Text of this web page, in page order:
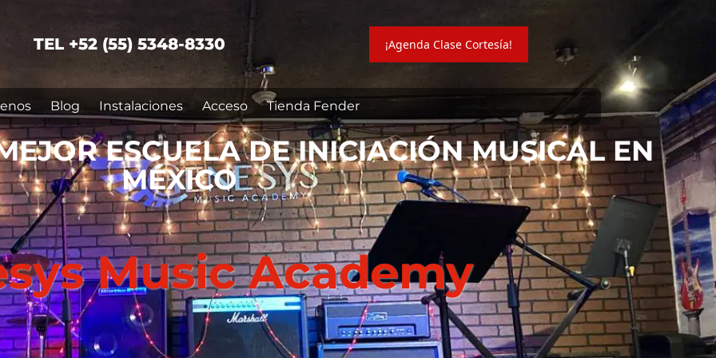
TEL +52 (55) 5348-8330 ¡Agenda Clase Cortesía!
Blog Instalaciones Acceso Tienda Fender
ESCUELA DE INICIACIÓN MUSICAL EN
MÉXICO
Music Academy